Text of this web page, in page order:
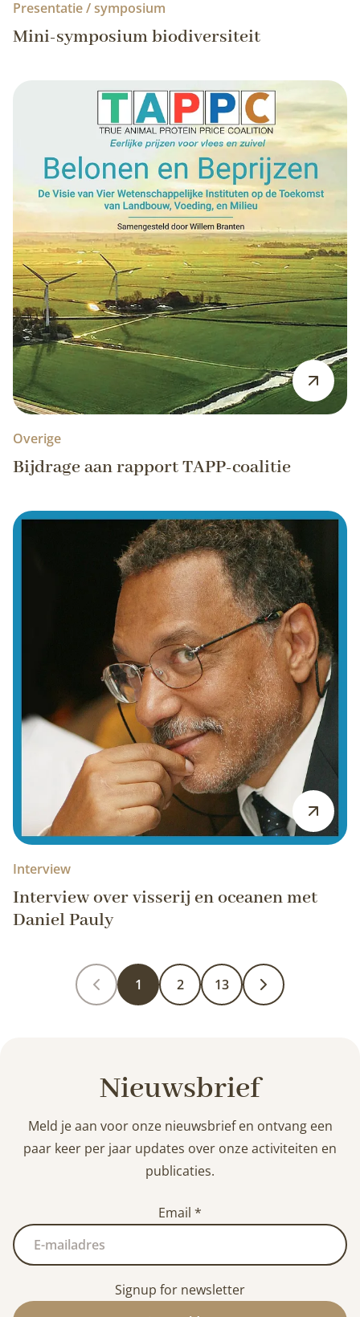
Presentatie / symposium
Mini-symposium biodiversiteit
Overige
Bijdrage aan rapport TAPP-coalitie
Interview
Interview over visserij en oceanen met
Daniel Pauly
1 2 13
Nieuwsbrief
Meld je aan voor onze nieuwsbrief en ontvang een
paar keer per jaar updates over onze activiteiten en
publicaties.
Email *
Signup for newsletter